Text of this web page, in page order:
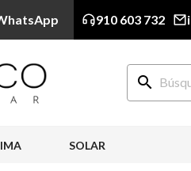
910 603 732
search
SOLAR